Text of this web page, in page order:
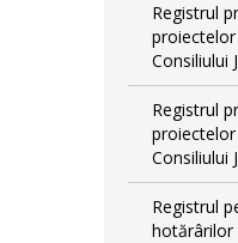
Registrul
Consiliului
Registrul
Consiliului
Registrul
hotărârilor